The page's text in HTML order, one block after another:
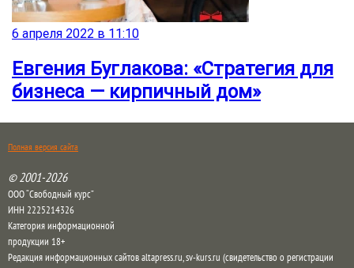
6 апреля 2022 в 11:10
Евгения Буглакова: «Стратегия для
бизнеса — кирпичный дом»
Полная версия сайта
© 2001-2026
ООО “Свободный курс”
ИНН 2225214326
Категория информационной
продукции 18+
Редакция информационных сайтов altapress.ru, sv-kurs.ru (свидетельство о регистрации